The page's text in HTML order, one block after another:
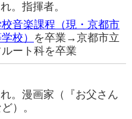
。指揮者。
音楽課程（現・京都市
校） を卒業→京都市立
ート科を卒業
。漫画家（『お父さん
）。